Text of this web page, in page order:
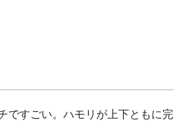
ですごい。ハモリが上下ともに完